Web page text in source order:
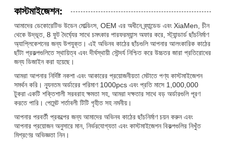
কাস্টমাইজেশন:
আমাদের ডেকোরেটিভ উডেন মোল্ডিংস, OEM এর অধীনে ব্র্যান্ডেড এবং XiaMen, চীন
থেকে উদ্ভূত, 8 ফুট দৈর্ঘ্যের সাথে চমৎকার পারফরম্যান্স অফার করে, স্ট্যান্ডার্ড ছাঁচনির্মাণ
অ্যাপ্লিকেশনের জন্য উপযুক্ত। এই অভিনব কাঠের ছাঁচগুলি আপনার আলংকারিক কাঠের
ছাঁটা প্রকল্পগুলিতে স্থায়িত্ব এবং দীর্ঘস্থায়ী সৌন্দর্য নিশ্চিত করে উচ্চতর জারা প্রতিরোধের
জন্য ডিজাইন করা হয়েছে।
আমরা আপনার নির্দিষ্ট নকশা এবং আকারের প্রয়োজনীয়তা মেটাতে পণ্য কাস্টমাইজেশন
সমর্থন করি। ন্যূনতম অর্ডারের পরিমাণ 1000pcs এবং প্রতি মাসে 1,000,000
টুকরা একটি শক্তিশালী সরবরাহ ক্ষমতা সহ, আমরা দক্ষতার সাথে বড় অর্ডারগুলি পূরণ
করতে পারি। পেমেন্ট শর্তাবলী টিটি গৃহীত সহ নমনীয়।
আপনার পরবর্তী প্রকল্পের জন্য আমাদের অভিনব কাঠের ছাঁচনির্মাণ চয়ন করুন এবং
আপনার প্রয়োজন অনুসারে মান, নির্ভরযোগ্যতা এবং কাস্টমাইজেশন বিকল্পগুলির নিখুঁত
মিশ্রণের অভিজ্ঞতা নিন।